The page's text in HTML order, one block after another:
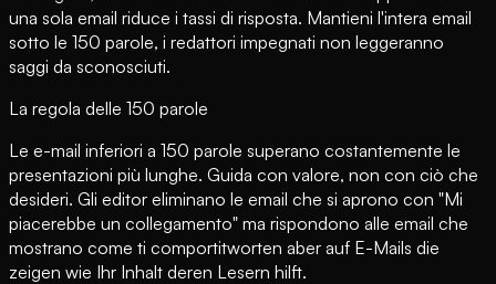
una sola email riduce i tassi di risposta. Mantieni l'intera email
sotto le 150 parole, i redattori impegnati non leggeranno
saggi da sconosciuti.
La regola delle 150 parole
Le e-mail inferiori a 150 parole superano costantemente le
presentazioni più lunghe. Guida con valore, non con ciò che
desideri. Gli editor eliminano le email che si aprono con "Mi
piacerebbe un collegamento" ma rispondono alle email che
mostrano come ti comportitworten aber auf E-Mails die
zeigen wie Ihr Inhalt deren Lesern hilft.